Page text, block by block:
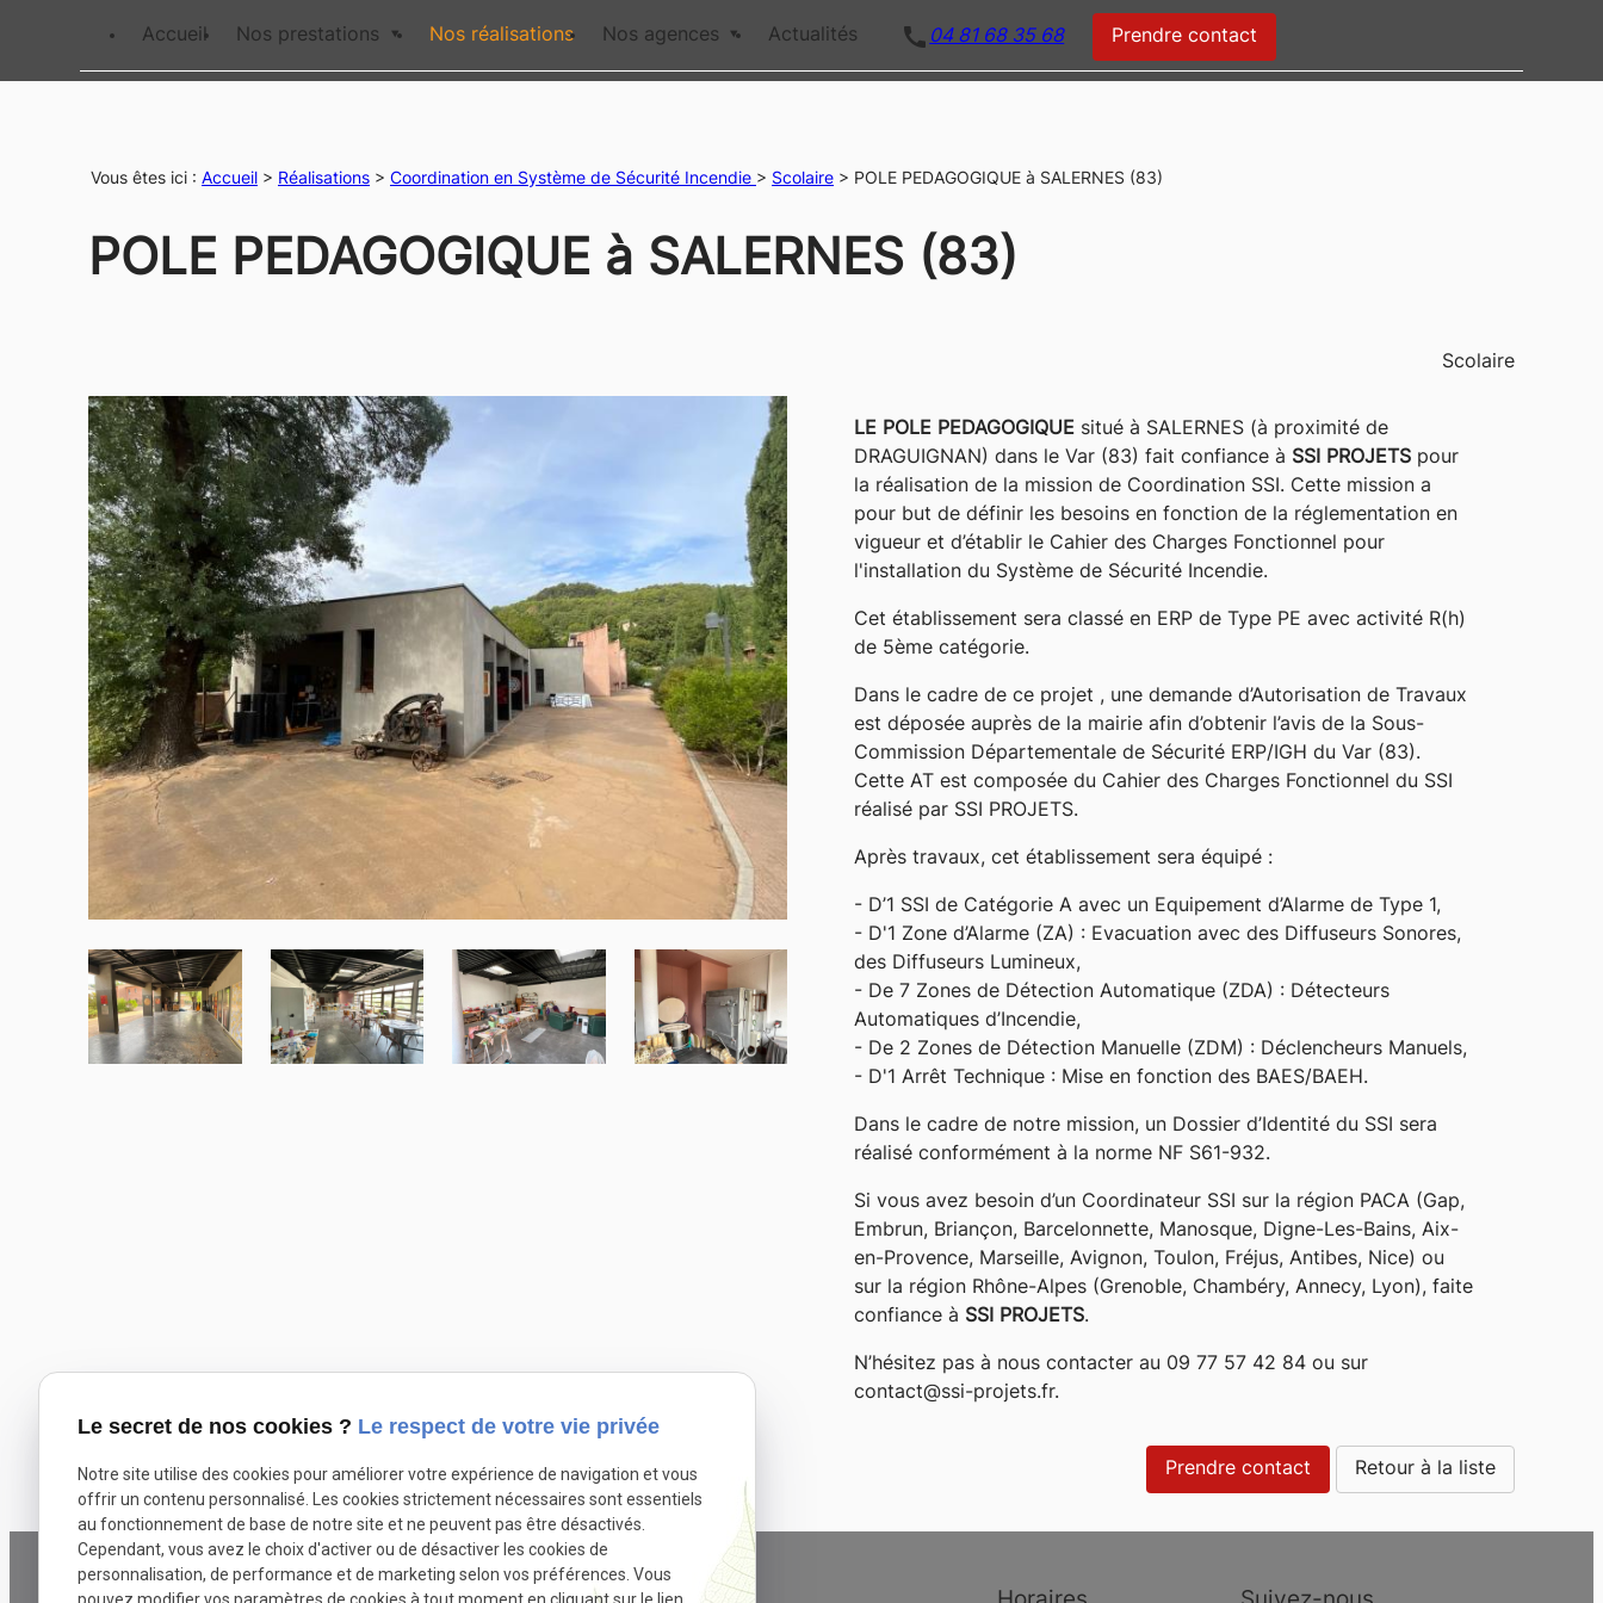
Accueil Nos prestations Nos réalisations Nos agences Actualités call04 81 68 35 68 Prendre contact
Vous êtes ici : Accueil > Réalisations > Coordination en Système de Sécurité Incendie > Scolaire > POLE PEDAGOGIQUE à SALERNES (83)
POLE PEDAGOGIQUE à SALERNES (83)
Scolaire
LE POLE PEDAGOGIQUE situé à SALERNES (à proximité de
DRAGUIGNAN) dans le Var (83) fait confiance à SSI PROJETS pour
la réalisation de la mission de Coordination SSI. Cette mission a
pour but de définir les besoins en fonction de la réglementation en
vigueur et d’établir le Cahier des Charges Fonctionnel pour
l'installation du Système de Sécurité Incendie.
Cet établissement sera classé en ERP de Type PE avec activité R(h)
de 5ème catégorie.
Dans le cadre de ce projet , une demande d’Autorisation de Travaux
est déposée auprès de la mairie afin d’obtenir l’avis de la Sous-
Commission Départementale de Sécurité ERP/IGH du Var (83).
Cette AT est composée du Cahier des Charges Fonctionnel du SSI
réalisé par SSI PROJETS.
Après travaux, cet établissement sera équipé :
- D’1 SSI de Catégorie A avec un Equipement d’Alarme de Type 1,
- D'1 Zone d’Alarme (ZA) : Evacuation avec des Diffuseurs Sonores,
des Diffuseurs Lumineux,
- De 7 Zones de Détection Automatique (ZDA) : Détecteurs
Automatiques d’Incendie,
- De 2 Zones de Détection Manuelle (ZDM) : Déclencheurs Manuels,
- D'1 Arrêt Technique : Mise en fonction des BAES/BAEH.
Dans le cadre de notre mission, un Dossier d’Identité du SSI sera
réalisé conformément à la norme NF S61-932.
Si vous avez besoin d’un Coordinateur SSI sur la région PACA (Gap,
Embrun, Briançon, Barcelonnette, Manosque, Digne-Les-Bains, Aix-
en-Provence, Marseille, Avignon, Toulon, Fréjus, Antibes, Nice) ou
sur la région Rhône-Alpes (Grenoble, Chambéry, Annecy, Lyon), faite
confiance à SSI PROJETS.
N’hésitez pas à nous contacter au 09 77 57 42 84 ou sur
contact@ssi-projets.fr.
Prendre contact Retour à la liste
Le secret de nos cookies ? Le respect de votre vie privée
Notre site utilise des cookies pour améliorer votre expérience de navigation et vous
offrir un contenu personnalisé. Les cookies strictement nécessaires sont essentiels
au fonctionnement de base de notre site et ne peuvent pas être désactivés.
Cependant, vous avez le choix d'activer ou de désactiver les cookies de
personnalisation, de performance et de marketing selon vos préférences. Vous
pouvez modifier vos paramètres de cookies à tout moment en cliquant sur le lien